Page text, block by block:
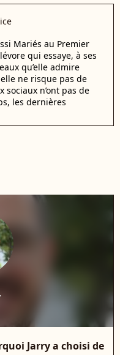
Mariés au Premier
qui essaye, à ses
qu’elle admire
ne risque pas de
n’ont pas de
les dernières
Jarry a choisi de